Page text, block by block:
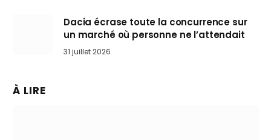
Dacia écrase toute la concurrence sur
un marché où personne ne l’attendait
31 juillet 2026
À LIRE